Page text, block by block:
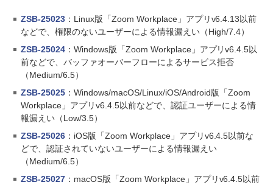
ZSB-25023：Linux版「Zoom Workplace」アプリv6.4.13以前
などで、権限のないユーザーによる情報漏えい（High/7.4）
ZSB-25024：Windows版「Zoom Workplace」アプリv6.4.5以
前などで、バッファオーバーフローによるサービス拒否
（Medium/6.5）
ZSB-25025：Windows/macOS/Linux/iOS/Android版「Zoom
Workplace」アプリv6.4.5以前などで、認証ユーザーによる情
報漏えい（Low/3.5）
ZSB-25026：iOS版「Zoom Workplace」アプリv6.4.5以前な
どで、認証されていないユーザーによる情報漏えい
（Medium/6.5）
ZSB-25027：macOS版「Zoom Workplace」アプリv6.4.5以前